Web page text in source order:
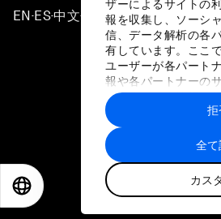
ザーによるサイトの
報を収集し、ソーシ
信、データ解析の各
有しています。ここ
ユーザーが各パート
報や各パートナーの
に収集された情報と
トナーによって使用
す。
全て
カス
拒
EN ▪ES▪中文▪ 日本語
プライバシーポリシー
サイトマップ
©
世界経済フ